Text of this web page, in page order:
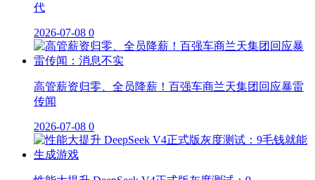
代
2026-07-08 0
高管薪资归零、全员降薪！百强车商兰天集团回应暴雷
传闻
2026-07-08 0